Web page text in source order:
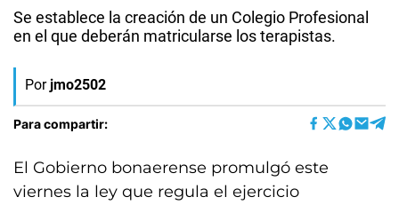
Se establece la creación de un Colegio Profesional
en el que deberán matricularse los terapistas.
Por jmo2502
Para compartir:
El Gobierno bonaerense promulgó este
viernes la ley que regula el ejercicio